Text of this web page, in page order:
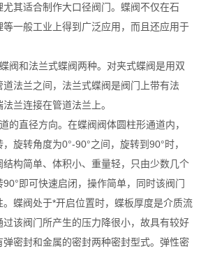
其适合制作大口径阀门。蝶阀不仅在石
一般工业上得到广泛应用，而且还应用于
阀和法兰式蝶阀两种。对夹式蝶阀是用双
法兰之间，法兰式蝶阀是阀门上带有法
兰连接在管道法兰上。
的直径方向。在蝶阀阀体圆柱形通道内，
旋转角度为0°-90°之间，旋转到90°时，
构简单、体积小、重量轻，只由少数几个
即可快速启闭，操作简单，同时该阀门
蝶阀处于*开启位置时，蝶板厚度是介质流
该阀门所产生的压力降很小，故具有较好
密封和金属的密封两种密封型式。弹性密